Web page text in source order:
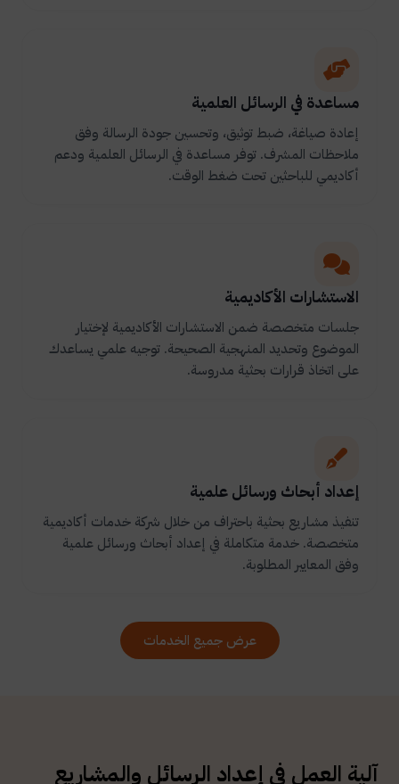
مساعدة في الرسائل العلمية
إعادة صياغة، ضبط توثيق، وتحسين جودة الرسالة وفق
ملاحظات المشرف. توفر مساعدة في الرسائل العلمية ودعم
أكاديمي للباحثين تحت ضغط الوقت.
الاستشارات الأكاديمية
جلسات متخصصة ضمن الاستشارات الأكاديمية لإختيار
الموضوع وتحديد المنهجية الصحيحة. توجيه علمي يساعدك
على اتخاذ قرارات بحثية مدروسة.
إعداد أبحاث ورسائل علمية
تنفيذ مشاريع بحثية باحتراف من خلال شركة خدمات أكاديمية
متخصصة. خدمة متكاملة في إعداد أبحاث ورسائل علمية
وفق المعايير المطلوبة.
عرض جميع الخدمات
آلية العمل في إعداد الرسائل والمشاريع